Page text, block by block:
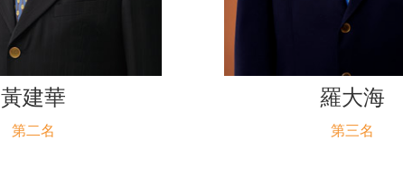
黃建華
第二名
羅大海
第三名